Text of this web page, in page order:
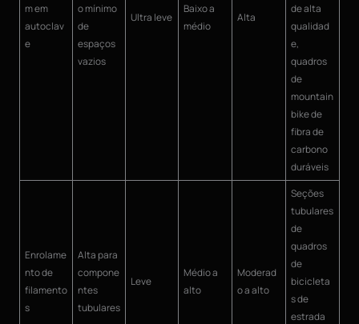
m em
autoclav
e
o mínimo
de
espaços
vazios
Ultra leve
Baixo a
médio
Alta
de alta
qualidad
e,
quadros
de
mountain
bike de
fibra de
carbono
duráveis
Enrolame
nto de
filamento
s
Alta para
compone
ntes
tubulares
Leve
Médio a
alto
Moderad
o a alto
Seções
tubulares
de
quadros
de
bicicleta
s de
estrada